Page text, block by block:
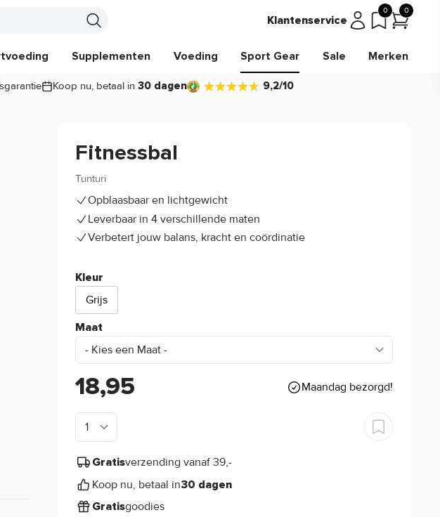
Klantenservice
0 0
Supplementen Voeding Sport Gear Sale Merken
Koop nu, betaal in 30 dagen 9,2/10
Fitnessbal
Tunturi
Opblaasbaar en lichtgewicht
Leverbaar in 4 verschillende maten
Verbetert jouw balans, kracht en coördinatie
Kleur
Grijs
Maat
18,95 Maandag bezorgd!
Gratisverzending vanaf 39,-
Koop nu, betaal in30 dagen
Gratisgoodies